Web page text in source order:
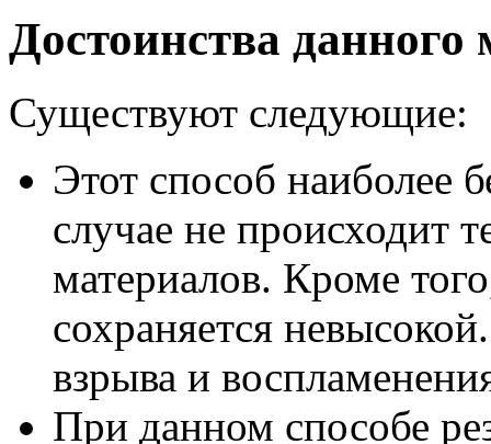
Достоинства данного
Существуют следующие:
Этот способ наиболее
случае не происходит
материалов. Кроме
сохраняется
взрыва и
При данном способе